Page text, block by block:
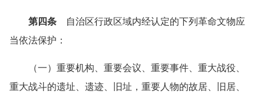
第四条 自治区行政区域内经认定的下列革命文物应
当依法保护：
（一）重要机构、重要会议、重要事件、重大战役、
重大战斗的遗址、遗迹、旧址，重要人物的故居、旧居、